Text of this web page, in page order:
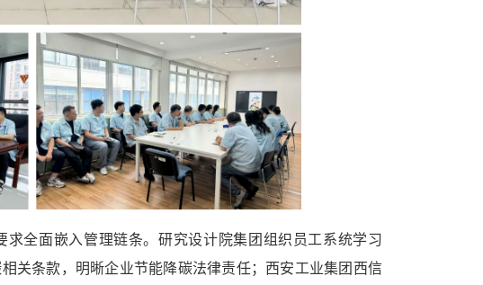
全面嵌入管理链条。研究设计院集团组织员工系统学习
关条款，明晰企业节能降碳法律责任；西安工业集团西信